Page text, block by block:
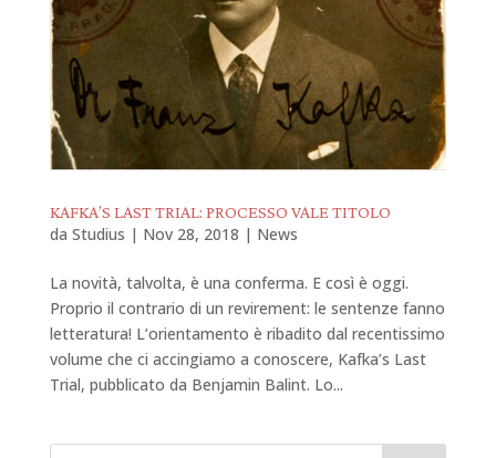
KAFKA’S LAST TRIAL: PROCESSO VALE TITOLO
da Studius | Nov 28, 2018 | News
La novità, talvolta, è una conferma. E così è oggi.
Proprio il contrario di un revirement: le sentenze fanno
letteratura! L’orientamento è ribadito dal recentissimo
volume che ci accingiamo a conoscere, Kafka’s Last
Trial, pubblicato da Benjamin Balint. Lo...